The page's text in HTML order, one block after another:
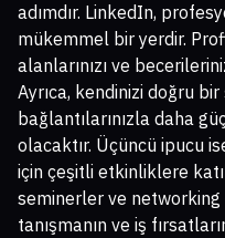
adımdır. LinkedIn,
mükemmel bir yerdir.
alanlarınızı ve
Ayrıca, kendinizi doğru
bağlantılarınızla daha
olacaktır. Üçüncü ipucu
için çeşitli etkinliklere
seminerler ve
tanışmanın ve iş